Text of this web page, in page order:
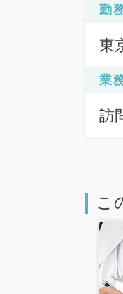
勤
東
業
訪
こ